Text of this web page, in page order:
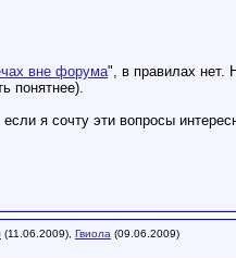
вне форума", в правилах нет.
понятнее).
я сочту эти вопросы
(11.06.2009), Гвиола (09.06.2009)